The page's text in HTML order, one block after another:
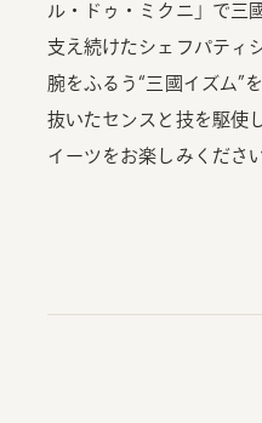
ル・ドゥ・ミクニ」で三
支え続けたシェフパティ
腕をふるう“三國イズム”
抜いたセンスと技を駆使
イーツをお楽しみください